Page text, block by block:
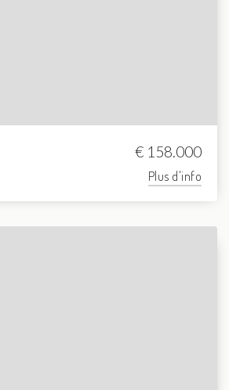
€ 158.000
Plus d'info